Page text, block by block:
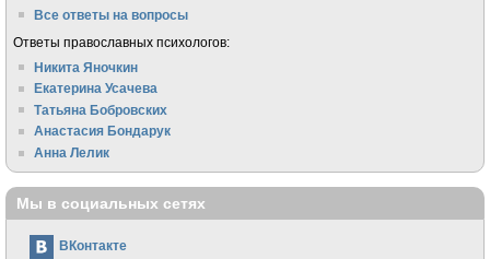
Все ответы на вопросы
Ответы православных психологов:
Никита Яночкин
Екатерина Усачева
Татьяна Бобровских
Анастасия Бондарук
Анна Лелик
Мы в социальных сетях
ВКонтакте